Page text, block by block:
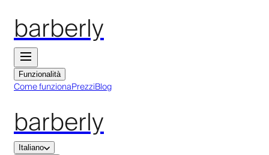
barberly
Funzionalità
Come funzionaPrezziBlog
barberly
Italiano